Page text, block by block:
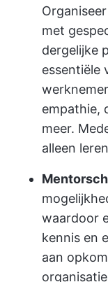
met
dergelijke
essentiële
empathie,
meer.
alleen
waardoor
kennis en
aan